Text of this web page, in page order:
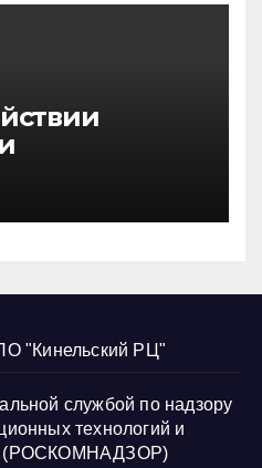
и
прав
"Кинельский РЦ"
службой по надзору
технологий и
(РОСКОМНАДЗОР)